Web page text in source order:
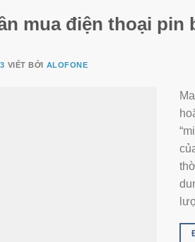
mua điện thoại pin
VIẾT BỞI ALOFONE